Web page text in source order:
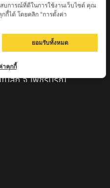
เวฬุวัน อ.เชียงดาว
ปาง
บสถ์ จ.เพชรบูรณ์
สบการณ์ที่ดีในการใช้งานเว็บไซต์ คุณ
กี้ได้ โดยคลิก "การตั้งค่า
ยอมรับทั้งหมด
าคุกกี้